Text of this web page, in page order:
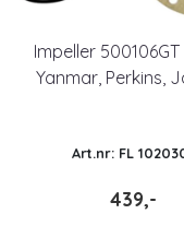
Impeller
Yanmar, Perkins,
Art.nr: FL
439,-